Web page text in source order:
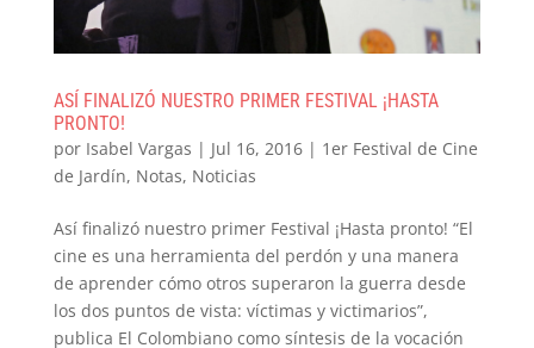
ASÍ FINALIZÓ NUESTRO PRIMER FESTIVAL ¡HASTA
PRONTO!
por Isabel Vargas | Jul 16, 2016| 1er Festival de Cine
de Jardín, Notas, Noticias
Así finalizó nuestro primer Festival ¡Hasta pronto! “El
cine es una herramienta del perdón y una manera
de aprender cómo otros superaron la guerra desde
los dos puntos de vista: víctimas y victimarios”,
publica El Colombiano como síntesis de la vocación